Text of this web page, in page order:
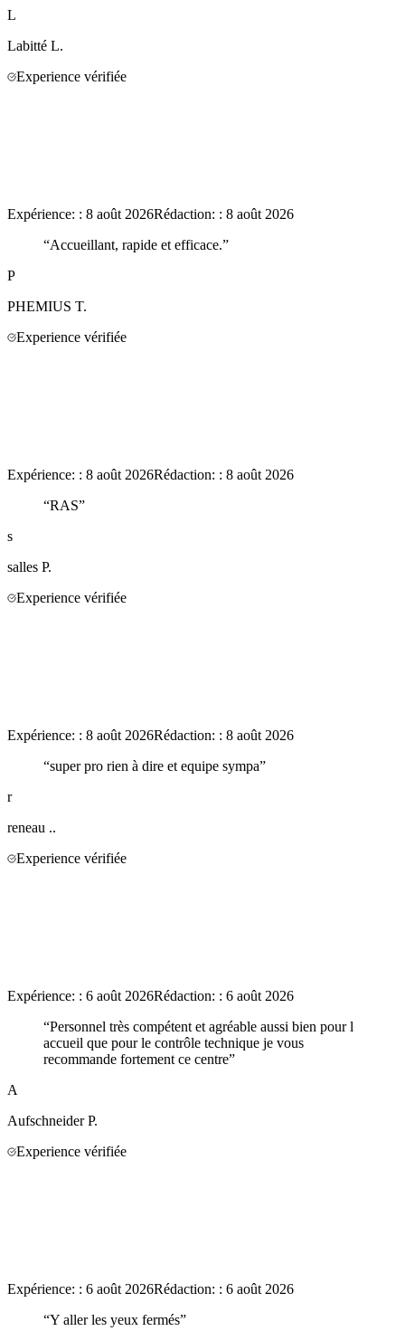
L
Labitté L.
Experience vérifiée
Expérience: : 8 août 2026Rédaction: : 8 août 2026
“Accueillant, rapide et efficace.”
P
PHEMIUS T.
Experience vérifiée
Expérience: : 8 août 2026Rédaction: : 8 août 2026
“RAS”
s
salles P.
Experience vérifiée
Expérience: : 8 août 2026Rédaction: : 8 août 2026
“super pro rien à dire et equipe sympa”
r
reneau ..
Experience vérifiée
Expérience: : 6 août 2026Rédaction: : 6 août 2026
“Personnel très compétent et agréable aussi bien pour l
accueil que pour le contrôle technique je vous
recommande fortement ce centre”
A
Aufschneider P.
Experience vérifiée
Expérience: : 6 août 2026Rédaction: : 6 août 2026
“Y aller les yeux fermés”